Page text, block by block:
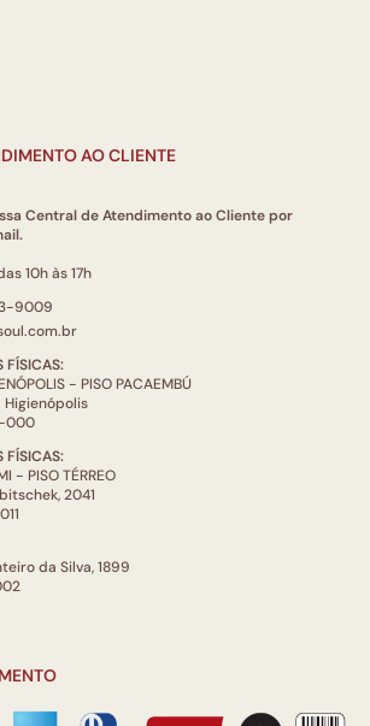
AO CLIENTE
Central de Atendimento ao Cliente por
10h às 17h
9009
FÍSICAS:
- PISO PACAEMBÚ
Higienópolis
000
FÍSICAS:
- PISO TÉRREO
2041
da Silva, 1899